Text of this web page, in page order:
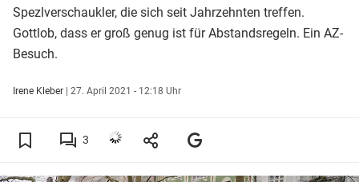
Spezlverschaukler, die sich seit Jahrzehnten treffen.
Gottlob, dass er groß genug ist für Abstandsregeln. Ein AZ-
Besuch.
Irene Kleber 27. April 2021 - 12:18 Uhr
3